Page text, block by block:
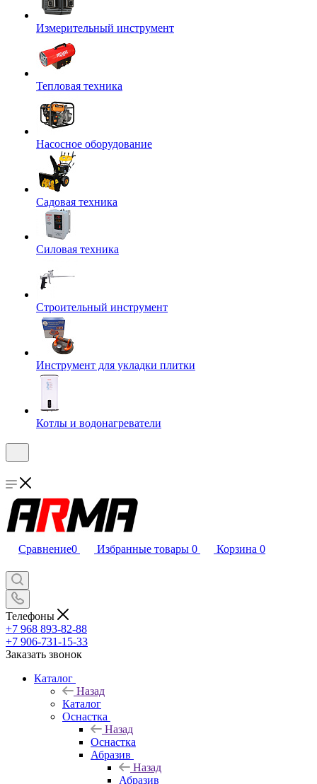
Измерительный инструмент
Тепловая техника
Насосное оборудование
Садовая техника
Силовая техника
Строительный инструмент
Инструмент для укладки плитки
Котлы и водонагреватели
Сравнение0 Избранные товары 0 Корзина 0
Телефоны
+7 968 893-82-88
+7 906-731-15-33
Заказать звонок
Каталог
Назад
Каталог
Оснастка
Назад
Оснастка
Абразив
Назад
Абразив